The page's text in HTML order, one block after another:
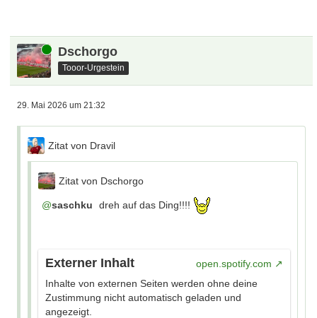
Online Dschorgo
Tooor-Urgestein
29. Mai 2026 um 21:32
Zitat von Dravil
Zitat von Dschorgo
saschku dreh auf das Ding!!!!
Externer Inhalt
open.spotify.com
Inhalte von externen Seiten werden ohne deine
Zustimmung nicht automatisch geladen und
angezeigt.